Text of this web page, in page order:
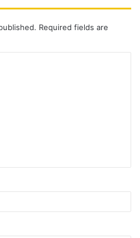
Required fields are